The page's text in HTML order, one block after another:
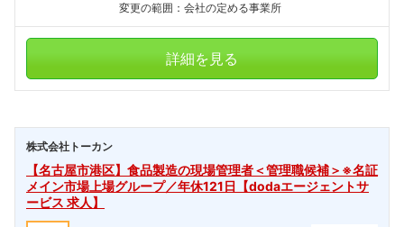
変更の範囲：会社の定める事業所
詳細を見る
株式会社トーカン
【名古屋市港区】食品製造の現場管理者＜管理職候補＞※名証
メイン市場上場グループ／年休121日【dodaエージェントサ
ービス 求人】